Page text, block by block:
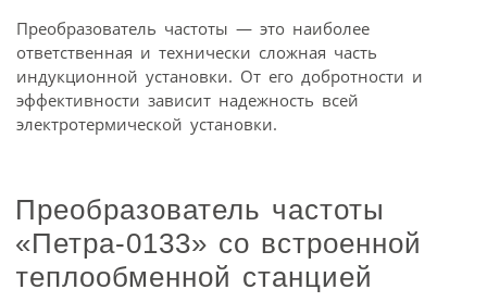
Преобразователь частоты — это наиболее
ответственная и технически сложная часть
индукционной установки. От его добротности и
эффективности зависит надежность всей
электротермической установки.
Преобразователь частоты
«Петра‑0133» со встроенной
теплообменной станцией